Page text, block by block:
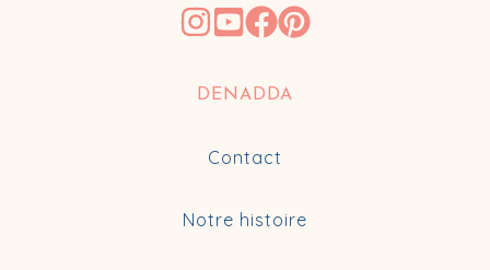
DENADDA
Contact
Notre histoire